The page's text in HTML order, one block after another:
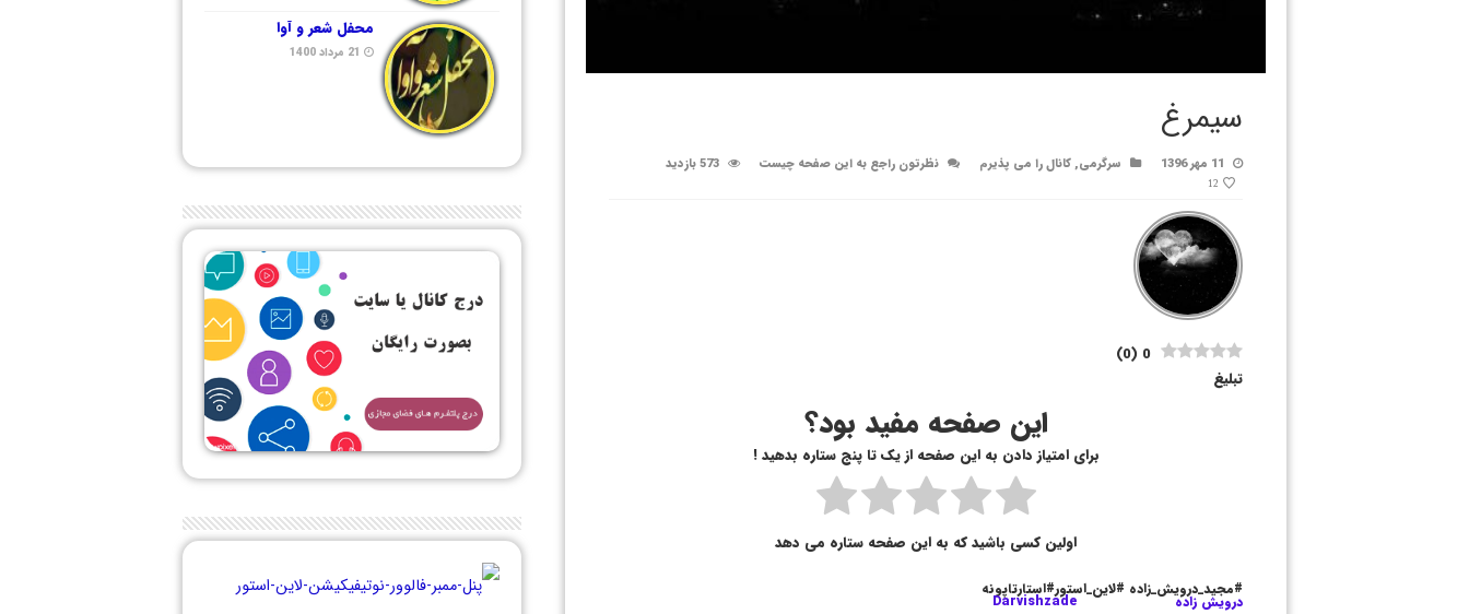
سیمرغ
11 مهر 1396 سرگرمی,کانال را می پذیرم نظرتون راجع به این صفحه چیست 573 بازدید
12
0
(
0
)
تبلیغ
این صفحه مفید بود؟
برای امتیاز دادن به این صفحه از یک تا پنج ستاره بدهید !
اولین کسی باشید که به این صفحه ستاره می دهد
#مجید_درویش_زاده #لاین_استور#استارتاپونه
درویش زاده Darvishzade
محفل شعر و آوا
21 مرداد 1400